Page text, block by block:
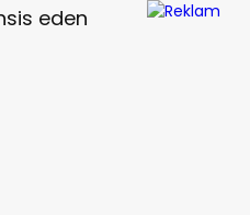
eden